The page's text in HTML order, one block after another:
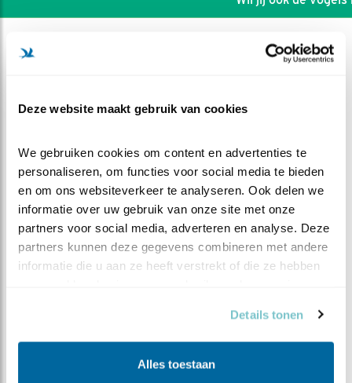
Deze website maakt gebruik van cookies
We gebruiken cookies om content en advertenties te
personaliseren, om functies voor social media te bieden
en om ons websiteverkeer te analyseren. Ook delen we
informatie over uw gebruik van onze site met onze
partners voor social media, adverteren en analyse. Deze
partners kunnen deze gegevens combineren met andere
informatie die u aan ze heeft verstrekt of die ze hebben
Details tonen
Alles toestaan
DEEL DIT FILMPJE
Ga toch gewoon weg jôh
Bewaar dit filmpje|
394x